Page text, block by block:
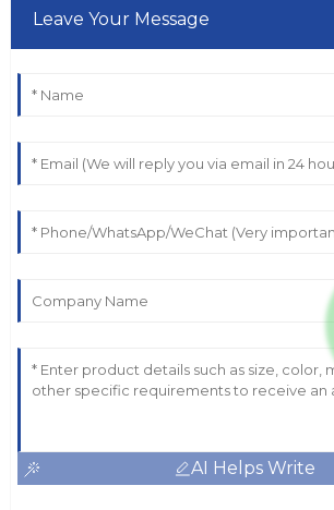
Leave Your Message
AI Helps Write